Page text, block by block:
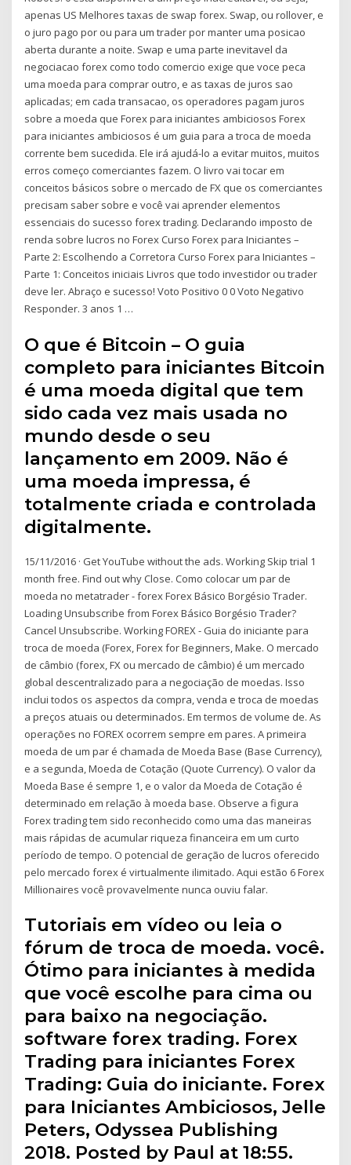
apenas US Melhores taxas de swap forex. Swap, ou rollover, e
o juro pago por ou para um trader por manter uma posicao
aberta durante a noite. Swap e uma parte inevitavel da
negociacao forex como todo comercio exige que voce peca
uma moeda para comprar outro, e as taxas de juros sao
aplicadas; em cada transacao, os operadores pagam juros
sobre a moeda que Forex para iniciantes ambiciosos Forex
para iniciantes ambiciosos é um guia para a troca de moeda
corrente bem sucedida. Ele irá ajudá-lo a evitar muitos, muitos
erros começo comerciantes fazem. O livro vai tocar em
conceitos básicos sobre o mercado de FX que os comerciantes
precisam saber sobre e você vai aprender elementos
essenciais do sucesso forex trading. Declarando imposto de
renda sobre lucros no Forex Curso Forex para Iniciantes –
Parte 2: Escolhendo a Corretora Curso Forex para Iniciantes –
Parte 1: Conceitos iniciais Livros que todo investidor ou trader
deve ler. Abraço e sucesso! Voto Positivo 0 0 Voto Negativo
Responder. 3 anos 1 …
O que é Bitcoin – O guia
completo para iniciantes Bitcoin
é uma moeda digital que tem
sido cada vez mais usada no
mundo desde o seu
lançamento em 2009. Não é
uma moeda impressa, é
totalmente criada e controlada
digitalmente.
15/11/2016 · Get YouTube without the ads. Working Skip trial 1
month free. Find out why Close. Como colocar um par de
moeda no metatrader - forex Forex Básico Borgésio Trader.
Loading Unsubscribe from Forex Básico Borgésio Trader?
Cancel Unsubscribe. Working FOREX - Guia do iniciante para
troca de moeda (Forex, Forex for Beginners, Make. O mercado
de câmbio (forex, FX ou mercado de câmbio) é um mercado
global descentralizado para a negociação de moedas. Isso
inclui todos os aspectos da compra, venda e troca de moedas
a preços atuais ou determinados. Em termos de volume de. As
operações no FOREX ocorrem sempre em pares. A primeira
moeda de um par é chamada de Moeda Base (Base Currency),
e a segunda, Moeda de Cotação (Quote Currency). O valor da
Moeda Base é sempre 1, e o valor da Moeda de Cotação é
determinado em relação à moeda base. Observe a figura
Forex trading tem sido reconhecido como uma das maneiras
mais rápidas de acumular riqueza financeira em um curto
período de tempo. O potencial de geração de lucros oferecido
pelo mercado forex é virtualmente ilimitado. Aqui estão 6 Forex
Millionaires você provavelmente nunca ouviu falar.
Tutoriais em vídeo ou leia o
fórum de troca de moeda. você.
Ótimo para iniciantes à medida
que você escolhe para cima ou
para baixo na negociação.
software forex trading. Forex
Trading para iniciantes Forex
Trading: Guia do iniciante. Forex
para Iniciantes Ambiciosos, Jelle
Peters, Odyssea Publishing
2018. Posted by Paul at 18:55.